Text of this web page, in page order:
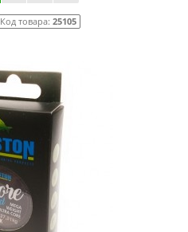
Код товара: 25105